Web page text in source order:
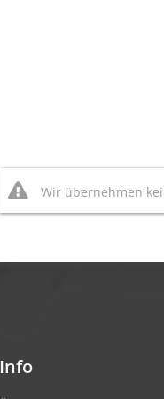
Wir übernehmen
Info